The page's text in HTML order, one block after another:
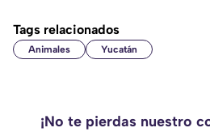
Tags relacionados
Animales Yucatán
¡No te pierdas nuestro